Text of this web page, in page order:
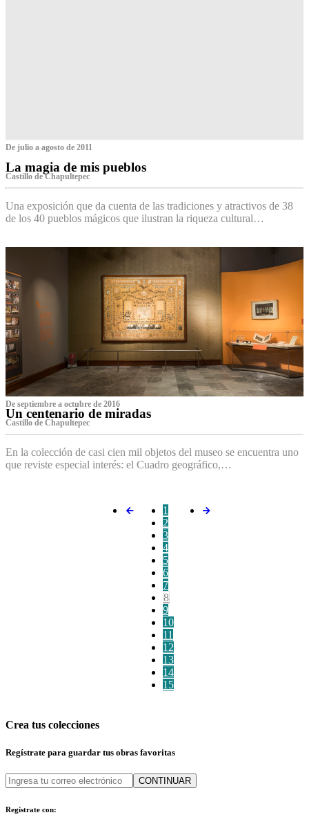
De julio a agosto de 2011
La magia de mis pueblos
Castillo de Chapultepec
Una exposición que da cuenta de las tradiciones y atractivos de 38
de los 40 pueblos mágicos que ilustran la riqueza cultural…
De septiembre a octubre de 2016
Un centenario de miradas
Castillo de Chapultepec
En la colección de casi cien mil objetos del museo se encuentra uno
que reviste especial interés: el Cuadro geográfico,…
1
2
3
4
5
6
7
8
9
10
11
12
13
14
15
Crea tus colecciones
Regístrate para guardar tus obras favoritas
CONTINUAR
Regístrate con: